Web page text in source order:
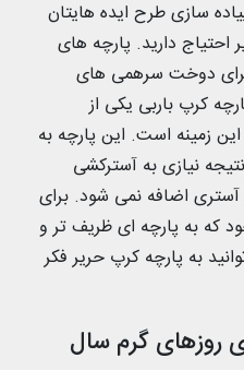
سازی طرح ایده هایتان
دارید. پارچه های
دوخت سرهمی های
کرپ باربی یکی از
زمینه است. این پارچه به
نیازی به آسترکشی
اضافه نمی شود. برای
که به پارچه ای ظریف تر و
به پارچه کرپ حریر فکر
روزهای گرم سال